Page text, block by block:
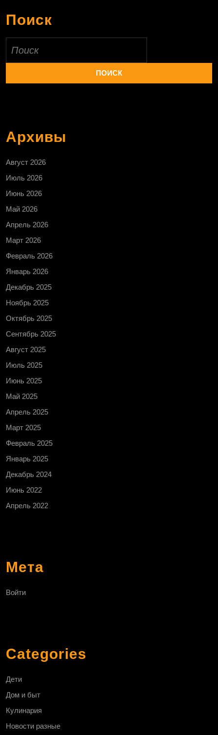
Поиск
Архивы
Август 2026
Июль 2026
Июнь 2026
Май 2026
Апрель 2026
Март 2026
Февраль 2026
Январь 2026
Декабрь 2025
Ноябрь 2025
Октябрь 2025
Сентябрь 2025
Август 2025
Июль 2025
Июнь 2025
Май 2025
Апрель 2025
Март 2025
Февраль 2025
Январь 2025
Декабрь 2024
Июнь 2022
Апрель 2022
Мета
Войти
Categories
Дети
Дом и быт
Кулинария
Новости разные